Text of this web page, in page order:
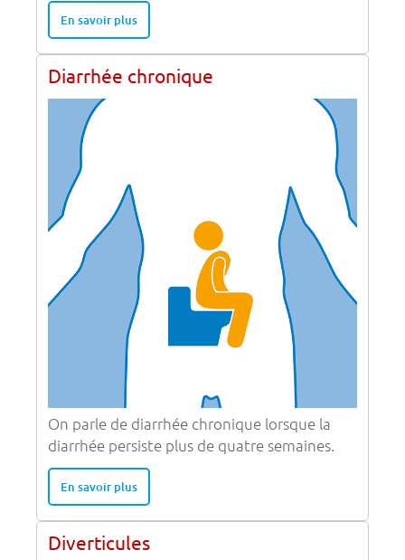
En savoir plus
Diarrhée chronique
On parle de diarrhée chronique lorsque la
diarrhée persiste plus de quatre semaines.
En savoir plus
Diverticules